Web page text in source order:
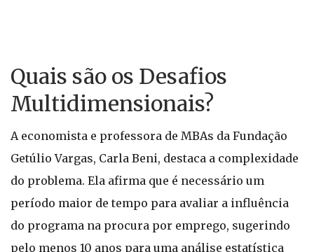
Quais são os Desafios
Multidimensionais?
A economista e professora de MBAs da Fundação
Getúlio Vargas, Carla Beni, destaca a complexidade
do problema. Ela afirma que é necessário um
período maior de tempo para avaliar a influência
do programa na procura por emprego, sugerindo
pelo menos 10 anos para uma análise estatística